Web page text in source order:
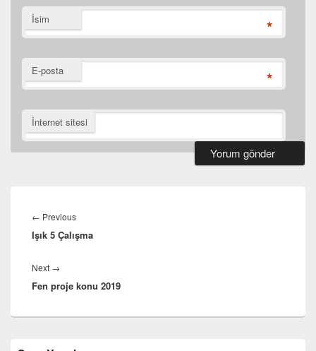
İsim *
E-posta *
İnternet sitesi
gezinmesi
← PreviousPrevious
post:
Işık 5 Çalışma
Next →
post:
Fen proje konu 2019